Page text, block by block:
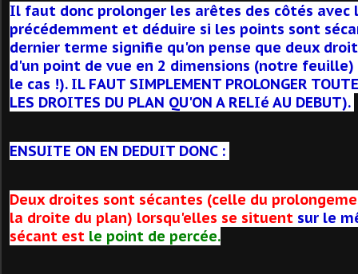
Il faut donc prolonger les arêtes des côtés avec
précédemment et déduire si les points sont
dernier terme signifie qu'on pense que deux
d'un point de vue en 2 dimensions (notre feuille)
le cas !). IL FAUT SIMPLEMENT PROLONGER
LES DROITES DU PLAN QU'ON A RELIé AU DEBUT).
ENSUITE ON EN DEDUIT DONC :
Deux droites sont sécantes (celle du
la droite du plan) lorsqu'elles se situent sur le
sécant est le point de percée.